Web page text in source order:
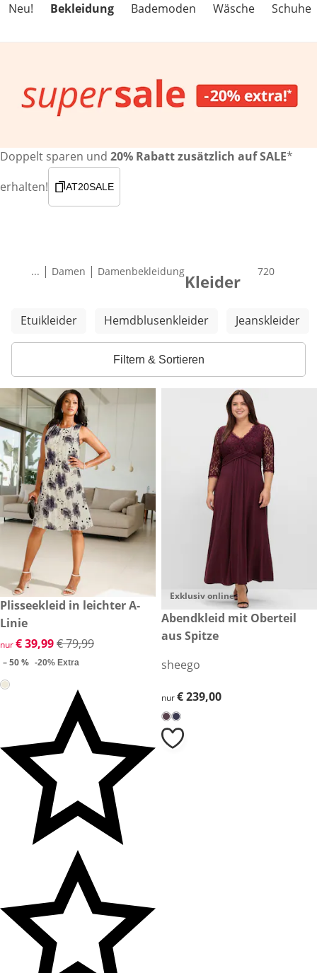
Neu!
Bekleidung Bademoden Wäsche Schuhe
Doppelt sparen und 20% Rabatt zusätzlich auf SALE*
erhalten!
AT20SALE
... | Damen | DamenbekleidungKleider Produkte
720
Weitere Kategorien überspringen
Etuikleider Hemdblusenkleider Jeanskleider
Filtern & Sortieren
reduzierter Preis € 39,99, vorheriger Preis: € 79,99
-50 %
Plisseekleid in leichter A-
Linie
reduzierter Preis € 39,99, vorheriger Preis: € 79,99
nur€ 39,99€ 79,99
– 50 % -20% Extra
Exklusiv online
€ 239,00
Abendkleid mit Oberteil
aus Spitze
sheego
€ 239,00
nur€ 239,00